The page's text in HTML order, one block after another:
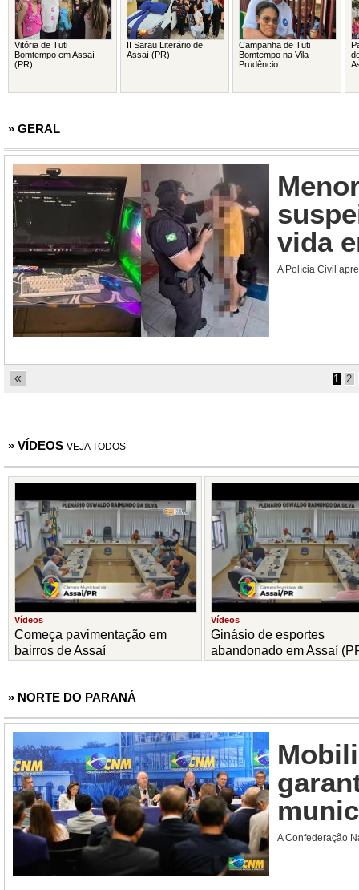
Vitória de Tuti
Bomtempo em Assaí
(PR)
II Sarau Literário de
Assaí (PR)
Campanha de Tuti
Bomtempo na Vila
Prudêncio
» GERAL
vida
A Polícia Civil
« 1 2
» VÍDEOS VEJA TODOS
Vídeos
Começa pavimentação em
bairros de Assaí
Vídeos
Ginásio de esportes
abandonado em Assaí
» NORTE DO PARANÁ
A Confederação